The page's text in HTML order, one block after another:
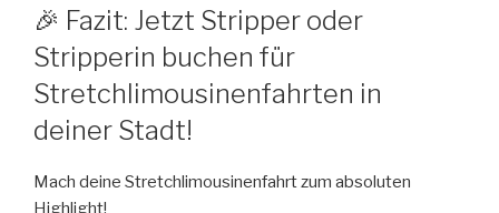
🎉 Fazit: Jetzt Stripper oder
Stripperin buchen für
Stretchlimousinenfahrten in
deiner Stadt!
Mach deine Stretchlimousinenfahrt zum absoluten
Highlight!